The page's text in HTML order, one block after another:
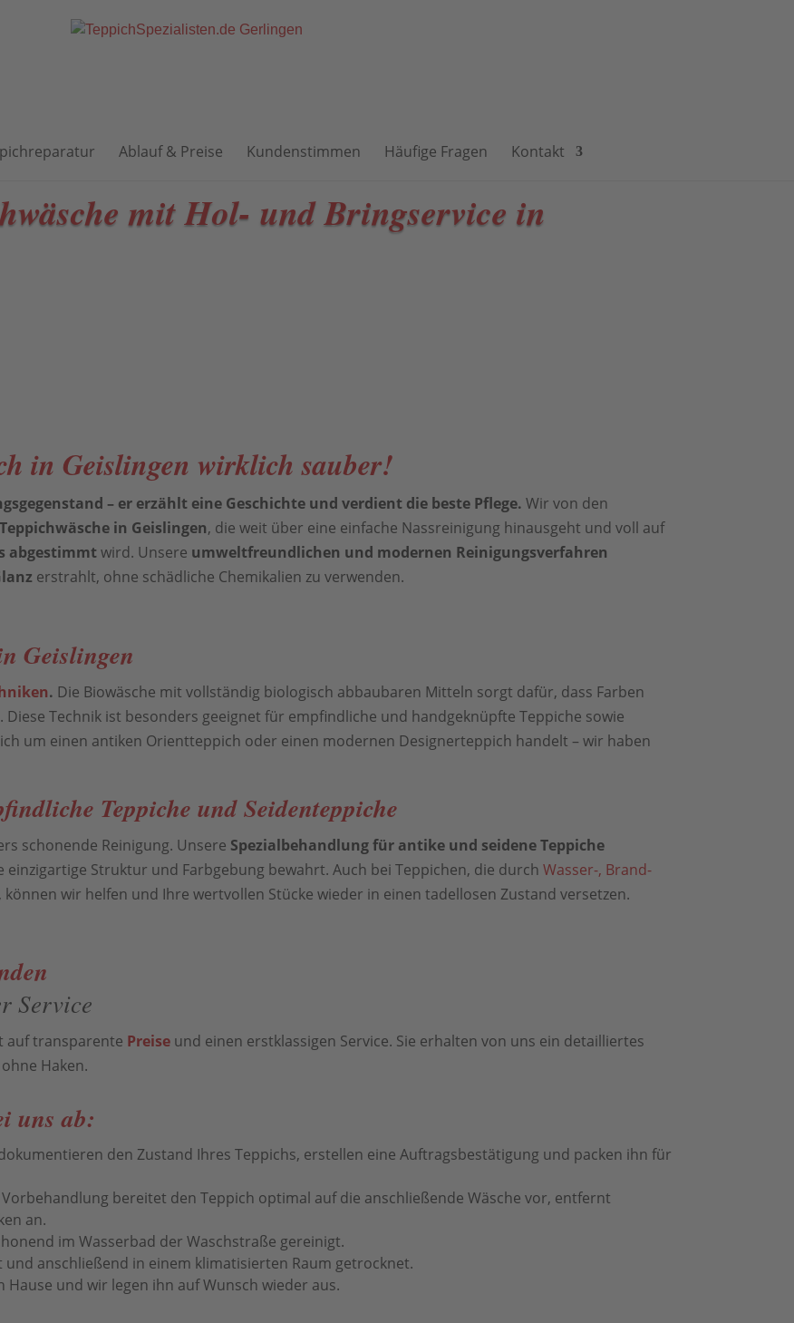
Ablauf & Preise Kundenstimmen Häufige Fragen Kontakt
mit Hol- und Bringservice in
in Geislingen wirklich sauber!
– er erzählt eine Geschichte und verdient die beste Pflege. Wir von den
Teppichwäsche in Geislingen, die weit über eine einfache Nassreinigung hinausgeht und voll auf
abgestimmtwird. Unsere umweltfreundlichen und modernen Reinigungsverfahren
erstrahlt, ohne schädliche Chemikalien zu verwenden.
Geislingen
. Die Biowäsche mit vollständig biologisch abbaubaren Mitteln sorgt dafür, dass Farben
Technik ist besonders geeignet für empfindliche und handgeknüpfte Teppiche sowie
um einen antiken Orientteppich oder einen modernen Designerteppich handelt – wir haben
Teppiche und Seidenteppiche
schonende Reinigung. Unsere Spezialbehandlung für antike und seidene Teppiche
einzigartige Struktur und Farbgebung bewahrt. Auch bei Teppichen, die durchWasser-, Brand-
wir helfen und Ihre wertvollen Stücke wieder in einen tadellosen Zustand versetzen.
Service
auf transparente Preise und einen erstklassigen Service. Sie erhalten von uns ein detailliertes
Haken.
uns ab:
den Zustand Ihres Teppichs, erstellen eine Auftragsbestätigung und packen ihn für
bereitet den Teppich optimal auf die anschließende Wäsche vor, entfernt
an.
im Wasserbad der Waschstraße gereinigt.
anschließend in einem klimatisierten Raum getrocknet.
Hause und wir legen ihn auf Wunsch wieder aus.